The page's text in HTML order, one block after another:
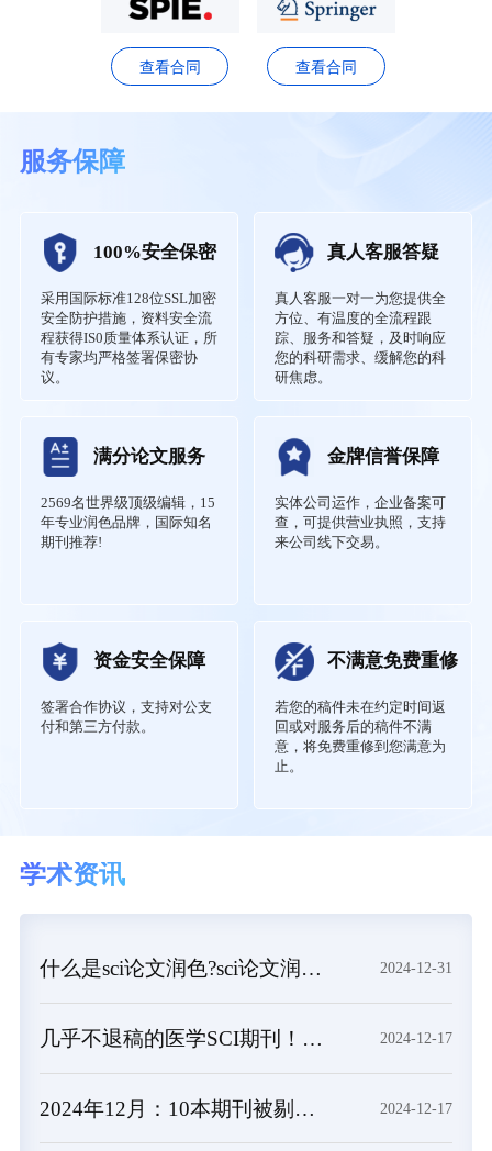
查看合同 查看合同
服务保障
100%安全保密
采用国际标准128位SSL加密
安全防护措施，资料安全流
程获得IS0质量体系认证，所
有专家均严格签署保密协
议。
真人客服答疑
真人客服一对一为您提供全
方位、有温度的全流程跟
踪、服务和答疑，及时响应
您的科研需求、缓解您的科
研焦虑。
满分论文服务
2569名世界级顶级编辑，15
年专业润色品牌，国际知名
期刊推荐!
金牌信誉保障
实体公司运作，企业备案可
查，可提供营业执照，支持
来公司线下交易。
资金安全保障
签署合作协议，支持对公支
付和第三方付款。
不满意免费重修
若您的稿件未在约定时间返
回或对服务后的稿件不满
意，将免费重修到您满意为
止。
学术资讯
什么是sci论文润色?sci论文润色必要吗？ 2024-12-31
几乎不退稿的医学SCI期刊！又快又水 2024-12-17
2024年12月：10本期刊被剔除，1本降级，1本改名，4本曾被on hold 2024-12-17